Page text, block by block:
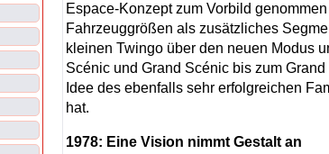
Espace-Konzept zum Vorbild
Fahrzeuggrößen als zusätzliches
kleinen Twingo über den neuen Modus
Scénic und Grand Scénic bis zum
Idee des ebenfalls sehr erfolgreichen
hat.
1978: Eine Vision nimmt Gestalt an